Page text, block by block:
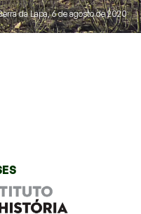
da Lapa, 6 de agosto de 2020